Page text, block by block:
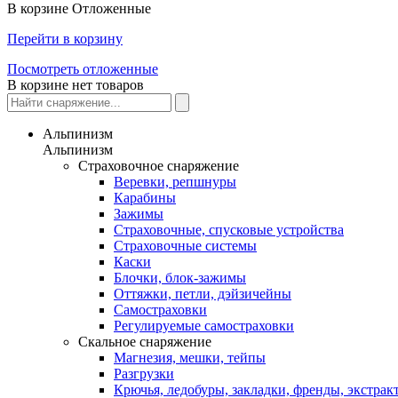
В корзине Отложенные
Перейти в корзину
Посмотреть отложенные
В корзине нет товаров
Альпинизм
Альпинизм
Страховочное снаряжение
Веревки, репшнуры
Карабины
Зажимы
Страховочные, спусковые устройства
Страховочные системы
Каски
Блочки, блок-зажимы
Оттяжки, петли, дэйзичейны
Самостраховки
Регулируемые самостраховки
Скальное снаряжение
Магнезия, мешки, тейпы
Разгрузки
Крючья, ледобуры, закладки, френды,